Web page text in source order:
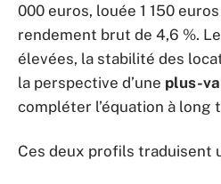
000 euros, louée 1 150
rendement brut de 4,6 %.
élevées, la stabilité des
la perspective d’une plus-
compléter l’équation à long
Ces deux profils traduisent